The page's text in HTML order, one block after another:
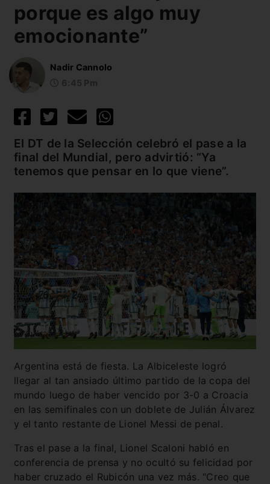
porque es algo muy
emocionante”
Nadir Cannolo
El DT de la Selección celebró el pase a la
final del Mundial, pero advirtió: “Ya
tenemos que pensar en lo que viene”.
Argentina está de fiesta. La Albiceleste logró
llegar al tan ansiado último partido de la copa del
mundo luego de haber vencido por 3-0 a Croacia
en las semifinales con un doblete de Julián Álvarez
y el tanto restante de Lionel Messi de penal.
Tras el pase a la final, Lionel Scaloni habló en
conferencia de prensa y no ocultó su felicidad por
haber cruzado el Rubicón una vez más. “Creo que